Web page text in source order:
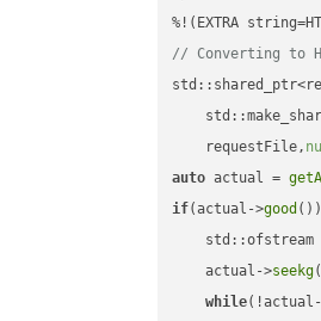
// Converting to
    requestFile,
auto actual =
if(actual->good
    actual->
seekg
while